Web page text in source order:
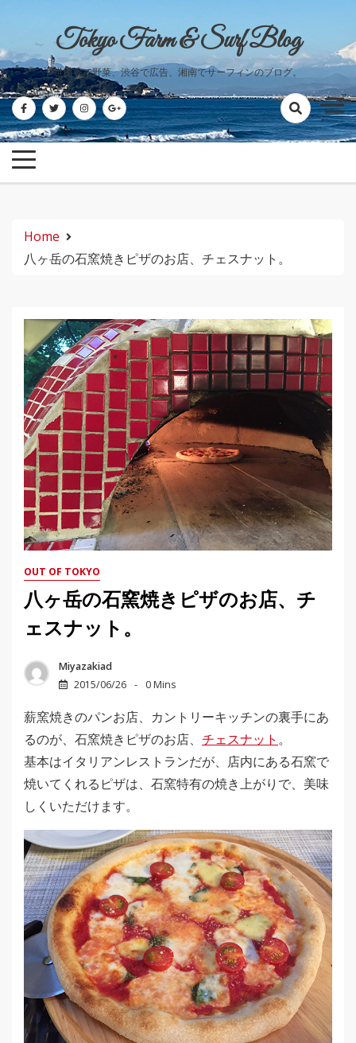
content
Tokyo Farm & Surf Blog
世田谷で野菜、渋谷で広告、湘南でサーフィンのブログ。
Home
八ヶ岳の石窯焼きピザのお店、チェスナット。
OUT OF TOKYO
八ヶ岳の石窯焼きピザのお店、チ
ェスナット。
Miyazakiad
2015/06/26
0 Mins
薪窯焼きのパンお店、カントリーキッチンの裏手にあ
るのが、石窯焼きピザのお店、 チェスナット 。
基本はイタリアンレストランだが、店内にある石窯で
焼いてくれるピザは、石窯特有の焼き上がりで、美味
しくいただけます。